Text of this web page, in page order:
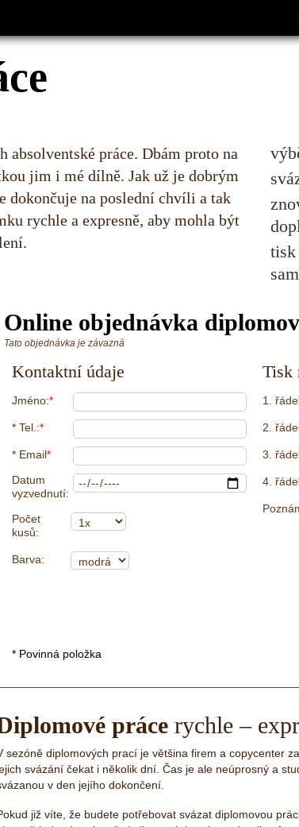
práce. Dbám proto na
jim i mé dílně. Jak už je dobrým
dokončuje na poslední chvíli a tak
rychle a expresně, aby mohla být
tisk
Online objednávka
Tato objednávka je závazná
Kontaktní údaje
Jméno:*
* Tel.:*
* Email*
Datum
vyzvednutí:
Počet
kusů:
Barva:
Tisk
1.
2.
3.
4.
* Povinná položka
prácerychle –
sezóně diplomových prací je většina firem a copycenter
svázání čekat i několik dní. Čas je ale neúprosný a
v den jejího dokončení.
již víte, že budete potřebovat svázat diplomovou